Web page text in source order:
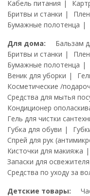
Кабель питания
Бритвы и станки
Бумажные полотенца
Для дома:
Бальзам
Бритвы и станки
Бумажные полотенца
Веник для уборки
Косметические /
Средства для мытья
Кондиционер
Гель для чистки
Губка для обуви
Спрей для рук
Кисточки для макияжа
Запаски для
Средства по уходу за
Детские товары: